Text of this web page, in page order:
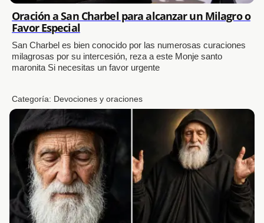
Oración a San Charbel para alcanzar un Milagro o
Favor Especial
San Charbel es bien conocido por las numerosas curaciones
milagrosas por su intercesión, reza a este Monje santo
maronita Si necesitas un favor urgente
Categoría: Devociones y oraciones